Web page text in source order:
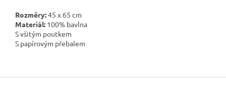
Rozměry:45 x 65 cm
Materiál: 100% bavlna
S všitým poutkem
S papírovým přebalem
Z